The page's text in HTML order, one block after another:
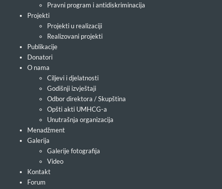
Pravni program i antidiskriminacija
Projekti
Projekti u realizaciji
Realizovani projekti
Publikacije
Donatori
O nama
Ciljevi i djelatnosti
Godišnji izvještaji
Odbor direktora / Skupština
Opšti akti UMHCG-a
Unutrašnja organizacija
Menadžment
Galerija
Galerije fotografija
Video
Kontakt
Forum